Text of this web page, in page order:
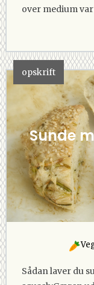
over medium
opskrift
Sunde
Sådan laver du